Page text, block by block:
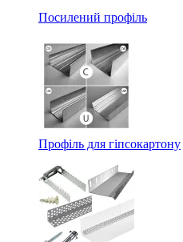
Посилений профіль
Профіль для гіпсокартону